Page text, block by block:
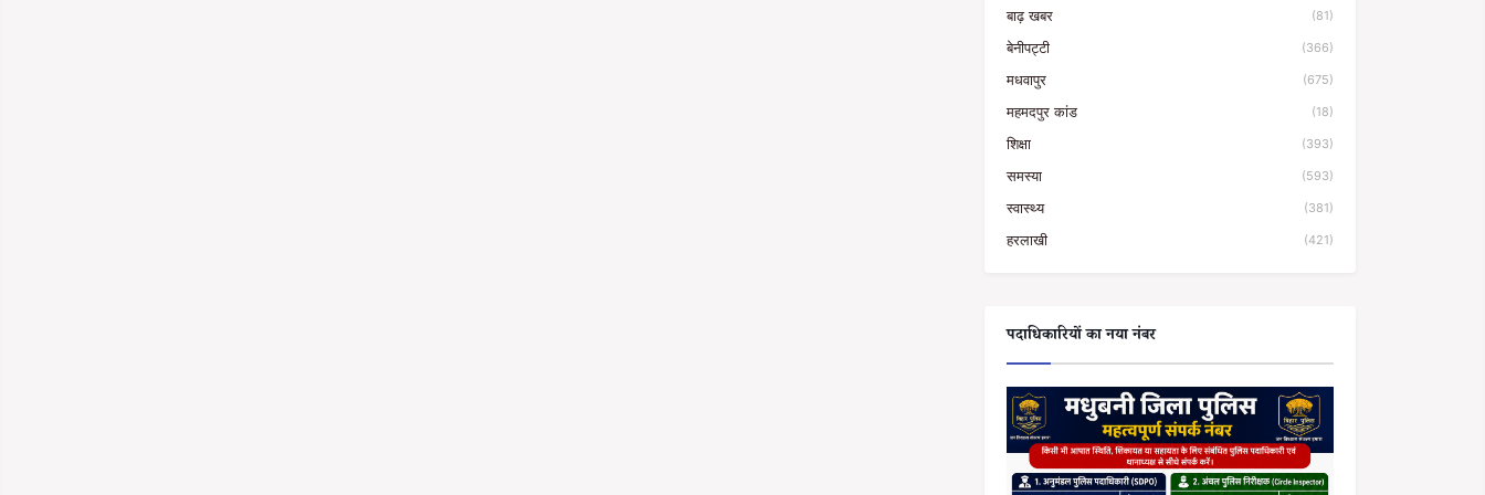
बाढ़ खबर (81)
बेनीपट्टी (366)
मधवापुर (675)
महमदपुर कांड (18)
शिक्षा (393)
समस्या (593)
स्वास्थ्य (381)
हरलाखी (421)
पदाधिकारियों का नया नंबर